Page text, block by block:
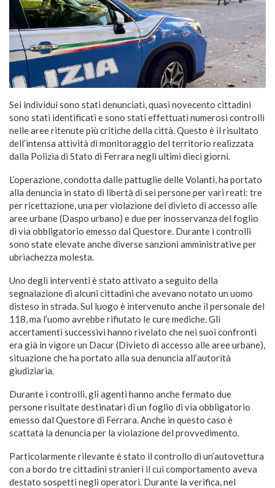
Sei individui sono stati denunciati, quasi novecento cittadini
sono stati identificati e sono stati effettuati numerosi controlli
nelle aree ritenute più critiche della città. Questo è il risultato
dell’intensa attività di monitoraggio del territorio realizzata
dalla Polizia di Stato di Ferrara negli ultimi dieci giorni.
L’operazione, condotta dalle pattuglie delle Volanti, ha portato
alla denuncia in stato di libertà di sei persone per vari reati: tre
per ricettazione, una per violazione del divieto di accesso alle
aree urbane (Daspo urbano) e due per inosservanza del foglio
di via obbligatorio emesso dal Questore. Durante i controlli
sono state elevate anche diverse sanzioni amministrative per
ubriachezza molesta.
Uno degli interventi è stato attivato a seguito della
segnalazione di alcuni cittadini che avevano notato un uomo
disteso in strada. Sul luogo è intervenuto anche il personale del
118, ma l’uomo avrebbe rifiutato le cure mediche. Gli
accertamenti successivi hanno rivelato che nei suoi confronti
era già in vigore un Dacur (Divieto di accesso alle aree urbane),
situazione che ha portato alla sua denuncia all’autorità
giudiziaria.
Durante i controlli, gli agenti hanno anche fermato due
persone risultate destinatari di un foglio di via obbligatorio
emesso dal Questore di Ferrara. Anche in questo caso è
scattata la denuncia per la violazione del provvedimento.
Particolarmente rilevante è stato il controllo di un’autovettura
con a bordo tre cittadini stranieri il cui comportamento aveva
destato sospetti negli operatori. Durante la verifica, nel